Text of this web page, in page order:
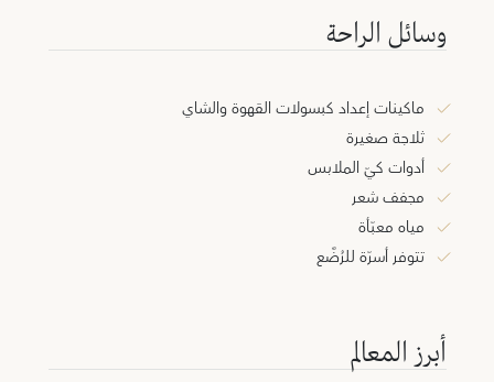
وسائل الراحة
ماكينات إعداد كبسولات القهوة والشاي
ثلاجة صغيرة
أدوات كيّ الملابس
مجفف شعر
مياه معبّأة
تتوفر أسرّة للرُضَّع
أبرز المعالم